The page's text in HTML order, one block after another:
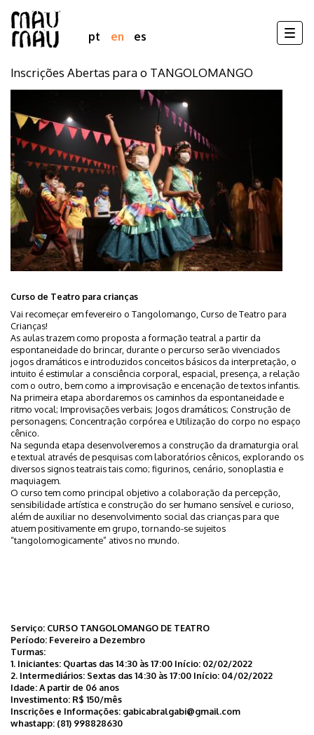
Skip
content
pt en es
Inscrições Abertas para o TANGOLOMANGO
Curso de Teatro para crianças
Vai recomeçar em fevereiro o Tangolomango, Curso de Teatro para
Crianças!
As aulas trazem como proposta a formação teatral a partir da
espontaneidade do brincar, durante o percurso serão vivenciados
jogos dramáticos e introduzidos conceitos básicos da interpretação, o
intuito é estimular a consciência corporal, espacial, presença, a relação
com o outro, bem como a improvisação e encenação de textos infantis.
Na primeira etapa abordaremos os caminhos da espontaneidade e
ritmo vocal; Improvisações verbais; Jogos dramáticos; Construção de
personagens; Concentração corpórea e Utilização do corpo no espaço
cênico.
Na segunda etapa desenvolveremos a construção da dramaturgia oral
e textual através de pesquisas com laboratórios cênicos, explorando os
diversos signos teatrais tais como; figurinos, cenário, sonoplastia e
maquiagem.
O curso tem como principal objetivo a colaboração da percepção,
sensibilidade artística e construção do ser humano sensível e curioso,
além de auxiliar no desenvolvimento social das crianças para que
atuem positivamente em grupo, tornando-se sujeitos
“tangolomogicamente” ativos no mundo.
Serviço: CURSO TANGOLOMANGO DE TEATRO
Período: Fevereiro a Dezembro
Turmas:
1. Iniciantes: Quartas das 14:30 às 17:00 Início: 02/02/2022
2. Intermediários: Sextas das 14:30 às 17:00 Início: 04/02/2022
Idade: A partir de 06 anos
Investimento: R$ 150/mês
Inscrições e Informações: gabicabralgabi@gmail.com
whastapp: (81) 998828630